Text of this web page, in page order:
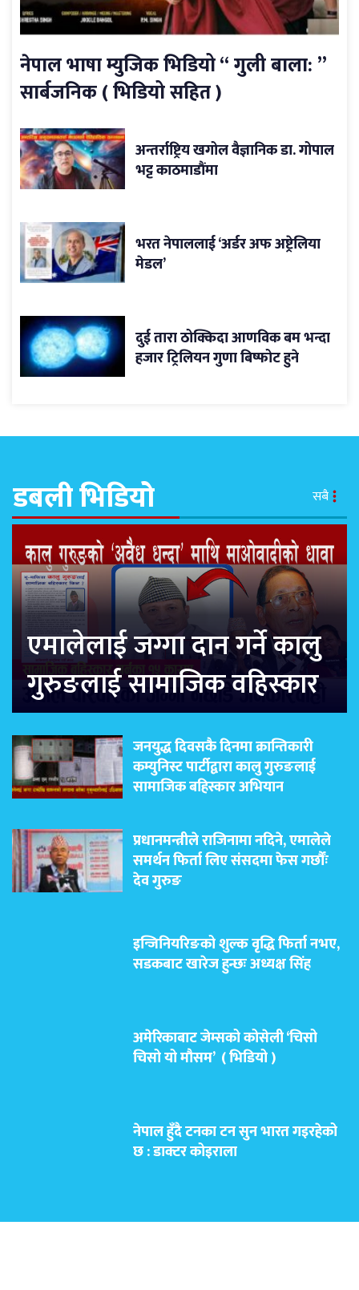
नेपाल भाषा म्युजिक भिडियो “ गुली बाला: ”
सार्बजनिक ( भिडियो सहित )
अन्तर्राष्ट्रिय खगोल वैज्ञानिक डा. गोपाल
भट्ट काठमाडौंमा
भरत नेपाललाई ‘अर्डर अफ अष्ट्रेलिया
मेडल’
दुई तारा ठोक्किदा आणविक बम भन्दा
हजार ट्रिलियन गुणा बिष्फोट हुने
डबली भिडियो सबै
एमालेलाई जग्गा दान गर्ने कालु
गुरुङलाई सामाजिक वहिस्कार
जनयुद्ध दिवसकै दिनमा क्रान्तिकारी
कम्युनिस्ट पार्टीद्वारा कालु गुरुङलाई
सामाजिक बहिस्कार अभियान
प्रधानमन्त्रीले राजिनामा नदिने, एमालेले
समर्थन फिर्ता लिए संसदमा फेस गर्छौंः
देव गुरुङ
इन्जिनियरिङको शुल्क वृद्धि फिर्ता नभए,
सडकबाट खारेज हुन्छः अध्यक्ष सिंह
अमेरिकाबाट जेम्सको कोसेली ‘चिसो
चिसो यो मौसम’ ( भिडियो )
नेपाल हुँदै टनका टन सुन भारत गइरहेको
छ : डाक्टर कोइराला